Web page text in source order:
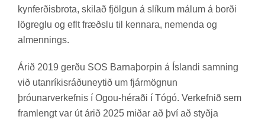
kyn­ferð­is­brota, skil­að fjölg­un á slík­um mál­um á borði
lög­reglu og eflt fræðslu til kenn­ara, nem­enda og
al­menn­ings.
Árið 2019 gerðu SOS Barna­þorp­in á Ís­landi samn­ing
við utanríkisráðu­neyt­ið um fjár­mögn­un
þró­un­ar­verk­efn­is í Ogou-hér­aði í Tógó. Verk­efn­ið sem
fram­lengt var út árið 2025 mið­ar að því að styðja